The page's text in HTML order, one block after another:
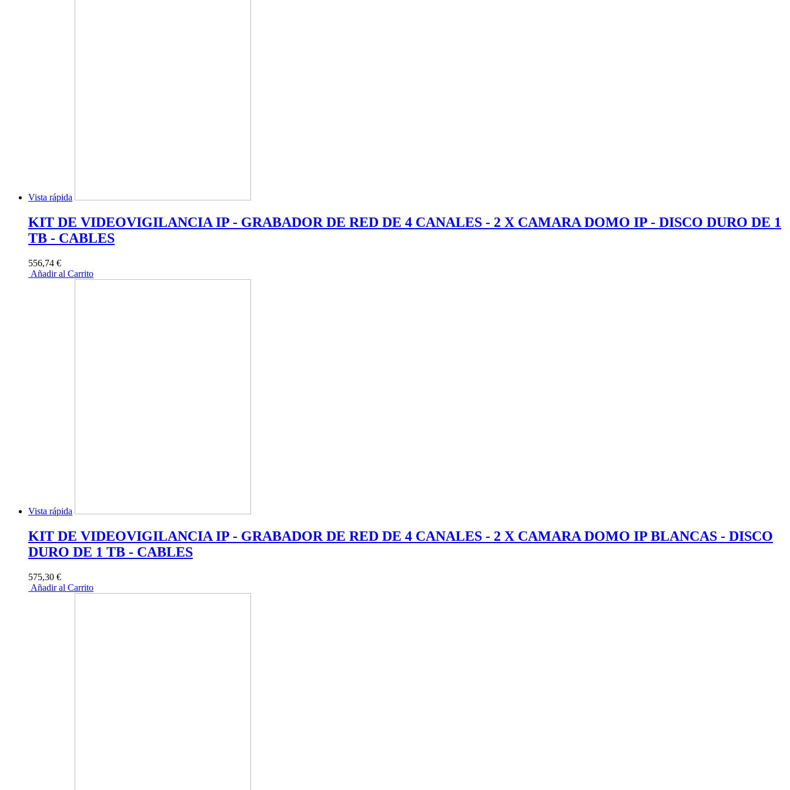
Vista rápida
KIT DE VIDEOVIGILANCIA IP - GRABADOR DE RED DE 4 CANALES - 2 X CAMARA DOMO IP - DISCO DURO DE 1
TB - CABLES
556,74 €
Añadir al Carrito
Vista rápida
KIT DE VIDEOVIGILANCIA IP - GRABADOR DE RED DE 4 CANALES - 2 X CAMARA DOMO IP BLANCAS - DISCO
DURO DE 1 TB - CABLES
575,30 €
Añadir al Carrito